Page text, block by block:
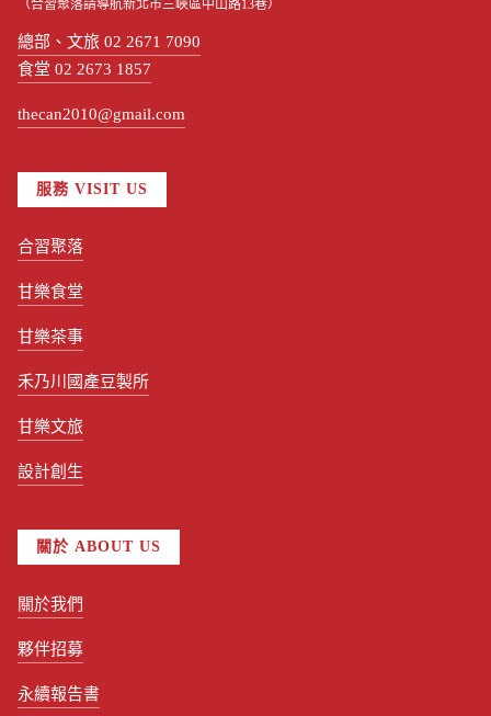
（合習聚落請導航新北市三峽區中山路13巷）
總部、文旅 02 2671 7090
食堂 02 2673 1857
thecan2010@gmail.com
服務 VISIT US
合習聚落
甘樂食堂
甘樂茶事
禾乃川國產豆製所
甘樂文旅
設計創生
關於 ABOUT US
關於我們
夥伴招募
永續報告書